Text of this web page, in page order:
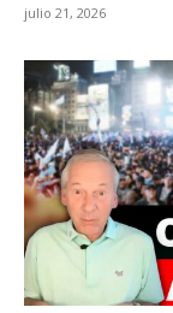
julio 21, 2026